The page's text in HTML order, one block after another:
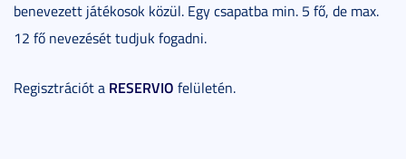
benevezett játékosok közül. Egy csapatba min. 5 fő, de max.
12 fő nevezését tudjuk fogadni.
Regisztrációt a RESERVIO felületén.